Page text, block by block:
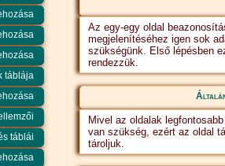
táblája
táblái
Az egy-egy oldal
megjelenítéséhez igen sok
szükségünk. Első lépésben
rendezzük.
Mivel az oldalak
van szükség, ezért az oldal
tároljuk.